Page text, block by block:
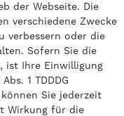
der Webseite. Die
verschiedene Zwecke
verbessern oder die
Sofern Sie die
ist Ihre Einwilligung
1 TDDDG
Sie jederzeit
Wirkung für die